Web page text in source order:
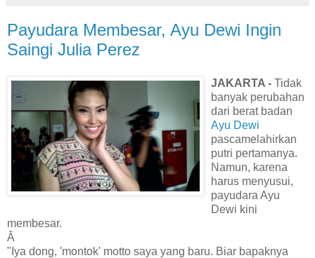
Payudara Membesar, Ayu Dewi Ingin
Saingi Julia Perez
JAKARTA - Tidak
banyak perubahan
dari berat badan
Ayu Dewi
pascamelahirkan
putri pertamanya.
Namun, karena
harus menyusui,
payudara Ayu
Dewi kini
membesar.
Â
"Iya dong, 'montok' motto saya yang baru. Biar bapaknya